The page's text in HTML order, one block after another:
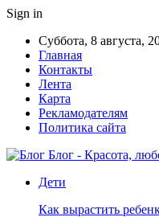
Sign in
Суббота, 8 августа,
Главная
Контакты
Лента
Карта
Рекламодателям
Политика сайта
Блог - Красота,
Дети
Как вырастить